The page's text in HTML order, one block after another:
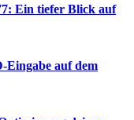
Ein tiefer Blick auf
Eingabe auf dem